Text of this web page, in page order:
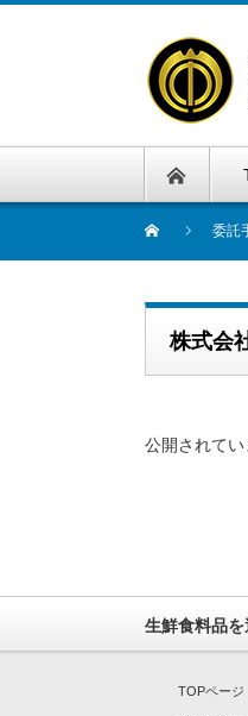
委託
株式会
公開されてい
生鮮食料品
TOPページ